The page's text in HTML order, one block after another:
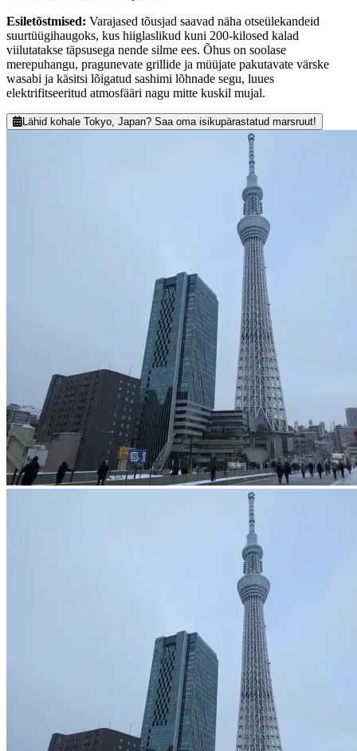
Esiletõstmised: Varajased tõusjad saavad näha otseülekandeid
suurtüügihaugoks, kus hiiglaslikud kuni 200-kilosed kalad
viilutatakse täpsusega nende silme ees. Õhus on soolase
merepuhangu, pragunevate grillide ja müüjate pakutavate värske
wasabi ja käsitsi lõigatud sashimi lõhnade segu, luues
elektrifitseeritud atmosfääri nagu mitte kuskil mujal.
Lähid kohale Tokyo, Japan? Saa oma isikupärastatud marsruut!